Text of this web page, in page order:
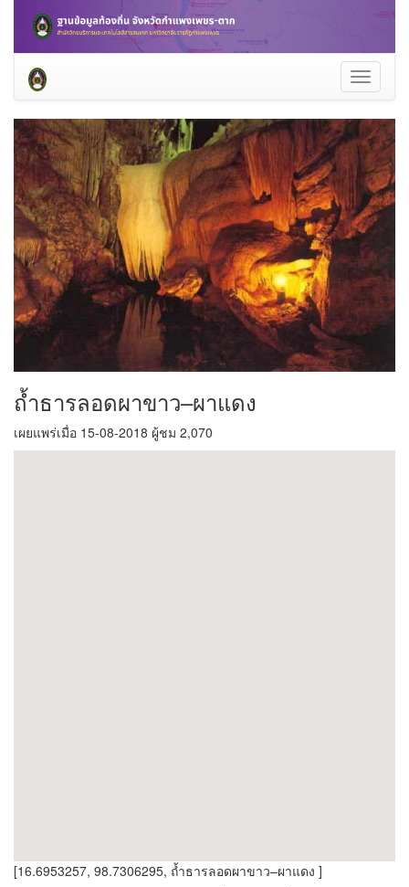
Toggle
ถ้ำธารลอดผาขาว–ผาแดง
เผยแพร่เมื่อ 15-08-2018 ผู้ชม 2,070
[16.6953257, 98.7306295, ถ้ำธารลอดผาขาว–ผาแดง ]